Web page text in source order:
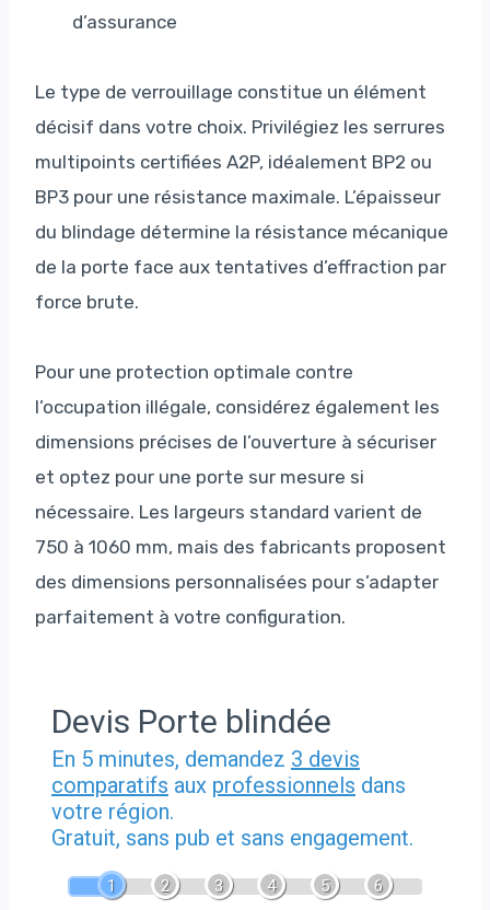
d’assurance
Le type de verrouillage constitue un élément
décisif dans votre choix. Privilégiez les serrures
multipoints certifiées A2P, idéalement BP2 ou
BP3 pour une résistance maximale. L’épaisseur
du blindage détermine la résistance mécanique
de la porte face aux tentatives d’effraction par
force brute.
Pour une protection optimale contre
l’occupation illégale, considérez également les
dimensions précises de l’ouverture à sécuriser
et optez pour une porte sur mesure si
nécessaire. Les largeurs standard varient de
750 à 1060 mm, mais des fabricants proposent
des dimensions personnalisées pour s’adapter
parfaitement à votre configuration.
Devis Porte blindée
En 5 minutes, demandez 3 devis
comparatifs aux professionnels dans
votre région.
Gratuit, sans pub et sans engagement.
1 2 3 4 5 6